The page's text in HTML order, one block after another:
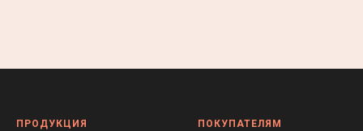
ПРОДУКЦИЯ ПОКУПАТЕЛЯМ